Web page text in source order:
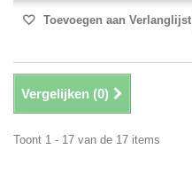
Toevoegen aan Verlanglijst
Vergelijken (0)
Toont 1 - 17 van de 17 items